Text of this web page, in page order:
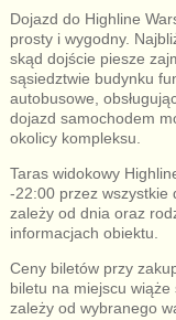
Dojazd do Highline
prosty i wygodny.
skąd dojście piesze
sąsiedztwie budynku
autobusowe,
dojazd samochodem
okolicy kompleksu.
Taras widokowy
-22:00 przez wszystkie
zależy od dnia oraz
informacjach obiektu.
Ceny biletów przy
biletu na miejscu
zależy od wybranego